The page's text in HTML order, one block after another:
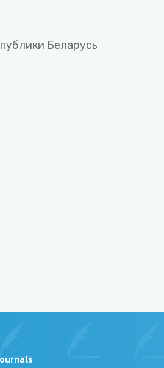
Беларусь